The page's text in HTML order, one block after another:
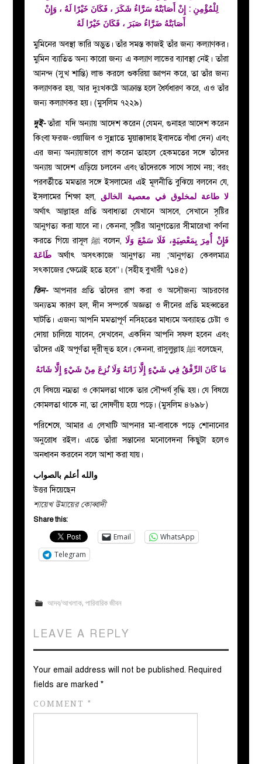
لِلْمُؤْمِنِ : إِنْ أَصَابَتْهُ سَرَّاءُ شَكَرَ ، فَكَانَ خَيْرًا لَهُ ، وَإِنْ
أَصَابَتْهُ ضَرَّاءُ صَبَرَ ، فَكَانَ خَيْرًا لَهُ
মুমিনের অবস্থা ভারি অদ্ভুত। তাঁর সমস্ত কাজই তাঁর জন্য কল্যাণকর।
মুমিন ব্যাতিত অন্য কারো জন্য এ কল্যাণ লাভের ব্যাবস্থা নেই। তাঁরা
আনন্দ (সুখ শান্তি) লাভ করলে শুকরিয়া জ্ঞাপন করে, তা তাঁর জন্য
কল্যাণকর হয়, আর দুঃখকষ্টে আক্রান্ত হলে ধৈর্যধারণ করে, এও তাঁর
জন্য কল্যাণকর হয়। (মুসলিম ৭২২৯)
দুই-তাঁরা যদি অন্যায় আদেশ করেন (যেমন, গুনাহর আদেশ করেন
কিংবা ফরজ-ওয়াজিব ও সুন্নাতে মুয়াক্কাদাহ ইবাদতে বাঁধা দেন) এবং
এর জন্য অন্যায়ভাবে রাগ করেন তাহলে হেকমতের সঙ্গে তাঁদের
অন্যায় আদেশ এড়িয়ে চলবেন এবং তাঁদেরকে সাথে সাথে নয়; বরং
পরবর্তীতেমমতার সঙ্গে ইসলামের এই মূলনীতি বুঝিয়ে বলবেন যে,
ইসলামের শিক্ষা হল,
لا طاعة لمخلوق في معصية الخالق
অর্থাৎ আল্লাহর প্রতি অবাধ্যতা যেখানে আসবে, সেখানে সৃষ্টির
আনুগত্য করা যাবে না। কেননা, সৃষ্টির আনুগত্যের সীমারেখা বর্ণনা
করতে গিয়ে রাসূল ﷺবলেন,فَإِنْ أُمِرَ بِمَعْصِيَةٍ، فَلَا سَمْعَ وَلَا
طَاعَةَ অর্থাৎ অসৎকাজে আনুগত্য নয় ;আনুগত্য কেবলমাত্র
সৎকাজের ক্ষেত্রেই হতে হবে’’। (সহীহ বুখারী ৭১৪৫)
তিন-আপনার প্রতি তাঁদের রাগ করা ও অসৌজন্য আচরণের
অন্যতম কারণ হল, দীন সম্পর্কে অজ্ঞতা ও দীনের প্রতি মহব্বতের
ঘাটতি। এজন্য আপনি মমতাপূর্ণ নসিহতের মাধ্যমে অব্যাহত চেষ্টা ও
দোয়া চালিয়ে যাবেন, দেখবেন, একদিন আপনি সফল হবেন এবং
তাঁদের এই অপূর্ণতা দূরীভূত হবে। কেননা, রাসুলুল্লাহ ﷺ বলেছেন,
مَا كَانَ الرِّفْقُ فِي شَيْءٍ إِلَّا زَانَهُ وَلَا نُزِعَ مِنْ شَيْءٍ إِلَّا شَانَهُ
যে বিষয়ে নম্রতা ও কোমলতা থাকে তার সৌন্দর্য বৃদ্ধি হয়। যে বিষয়ে
কোমলতা থাকে না, তা দোষণীয় হয়ে পড়ে। (মুসলিম ৪৬৯৮)
পরিশেষে, আমার এ লেখাটি আপনার মা-বাবাকে পড়ে শোনানোর
অনুরোধ রইল। এতে তাঁরা সন্তানের মনোবেদনা কিছুটা হলেও
অনধাবন করবেন বলে আশা করা যায়।
والله أعلم بالصواب
উত্তর দিয়েছেন
শায়েখ উমায়ের কোব্বাদী
Share this:
Email
WhatsApp
Telegram
আদব/আখলাক, পারিবারিক জীবন
LEAVE A REPLY
Your email address will not be published. Required
fields are marked*
COMMENT*